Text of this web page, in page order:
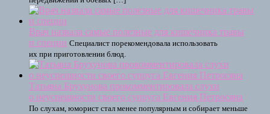
Врач назвала самые полезные для кишечника травы
и специи Специалист порекомендовала использовать
их при приготовлении блюд.
Татьяна Брухунова прокомментировала слухи
о неуспешности своего супруга Евгения Петросяна
По слухам, юморист стал менее популярным и собирает меньше